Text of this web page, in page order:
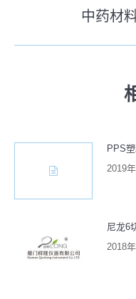
中药材
PPS
2019
尼龙6
2018